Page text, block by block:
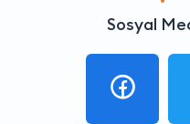
Sosyal